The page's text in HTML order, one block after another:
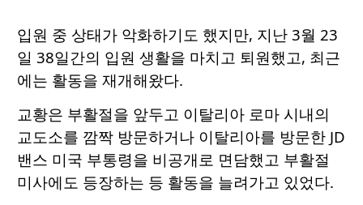
입원 중 상태가 악화하기도 했지만, 지난 3월 23
일 38일간의 입원 생활을 마치고 퇴원했고, 최근
에는 활동을 재개해왔다.
교황은 부활절을 앞두고 이탈리아 로마 시내의
교도소를 깜짝 방문하거나 이탈리아를 방문한 JD
밴스 미국 부통령을 비공개로 면담했고 부활절
미사에도 등장하는 등 활동을 늘려가고 있었다.